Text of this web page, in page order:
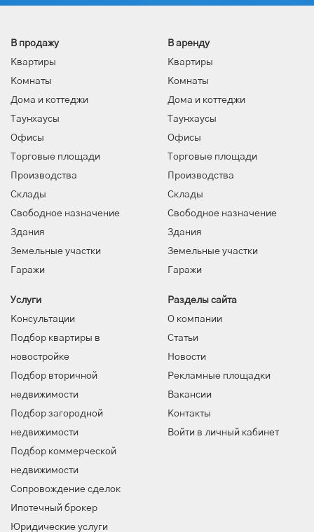
В продажу
Квартиры
Комнаты
Дома и коттеджи
Таунхаусы
Офисы
Торговые площади
Производства
Склады
Свободное назначение
Здания
Земельные участки
Гаражи
В аренду
Квартиры
Комнаты
Дома и коттеджи
Таунхаусы
Офисы
Торговые площади
Производства
Склады
Свободное назначение
Здания
Земельные участки
Гаражи
Услуги
Консультации
Подбор квартиры в
новостройке
Подбор вторичной
недвижимости
Подбор загородной
недвижимости
Подбор коммерческой
недвижимости
Сопровождение сделок
Ипотечный брокер
Юридические услуги
Разделы сайта
О компании
Статьи
Новости
Рекламные площадки
Вакансии
Контакты
Войти в личный кабинет